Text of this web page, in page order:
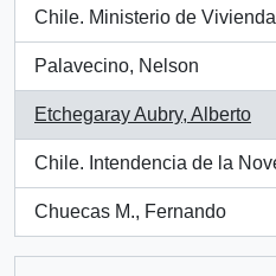
Chile. Ministerio de
, 1 results
Palavecino, Nelson
, 1 results
Etchegaray Aubry, Alberto
, 1 results
Chile. Intendencia de la
, 1 results
Chuecas M., Fernando
, 1 results